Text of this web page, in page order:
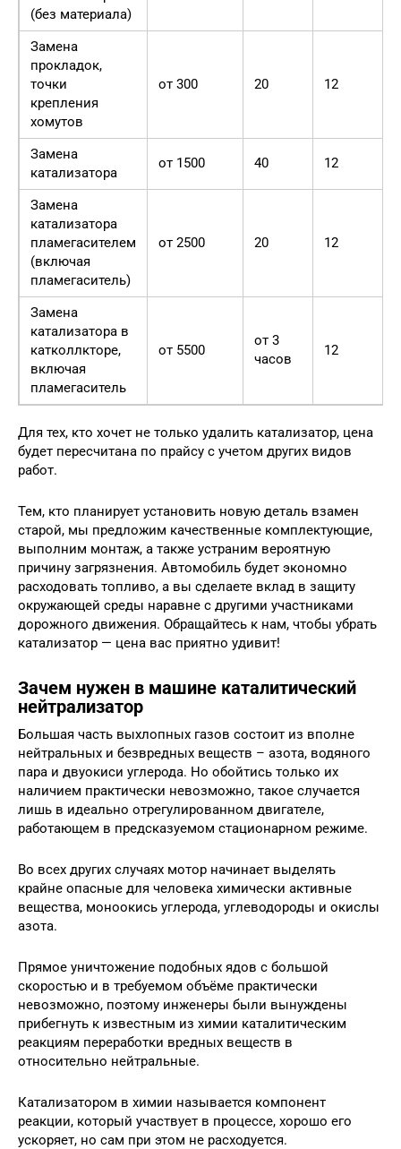
(без материала)
Замена
прокладок,
точки
крепления
хомутов
от 300 20 12
Замена
катализатора
от 1500 40 12
Замена
катализатора
пламегасителем
(включая
пламегаситель)
от 2500 20 12
Замена
катализатора в
катколлкторе,
включая
пламегаситель
от 5500
от 3
часов
12
Для тех, кто хочет не только удалить катализатор, цена
будет пересчитана по прайсу с учетом других видов
работ.
Тем, кто планирует установить новую деталь взамен
старой, мы предложим качественные комплектующие,
выполним монтаж, а также устраним вероятную
причину загрязнения. Автомобиль будет экономно
расходовать топливо, а вы сделаете вклад в защиту
окружающей среды наравне с другими участниками
дорожного движения. Обращайтесь к нам, чтобы убрать
катализатор — цена вас приятно удивит!
Зачем нужен в машине каталитический
нейтрализатор
Большая часть выхлопных газов состоит из вполне
нейтральных и безвредных веществ – азота, водяного
пара и двуокиси углерода. Но обойтись только их
наличием практически невозможно, такое случается
лишь в идеально отрегулированном двигателе,
работающем в предсказуемом стационарном режиме.
Во всех других случаях мотор начинает выделять
крайне опасные для человека химически активные
вещества, моноокись углерода, углеводороды и окислы
азота.
Прямое уничтожение подобных ядов с большой
скоростью и в требуемом объёме практически
невозможно, поэтому инженеры были вынуждены
прибегнуть к известным из химии каталитическим
реакциям переработки вредных веществ в
относительно нейтральные.
Катализатором в химии называется компонент
реакции, который участвует в процессе, хорошо его
ускоряет, но сам при этом не расходуется.